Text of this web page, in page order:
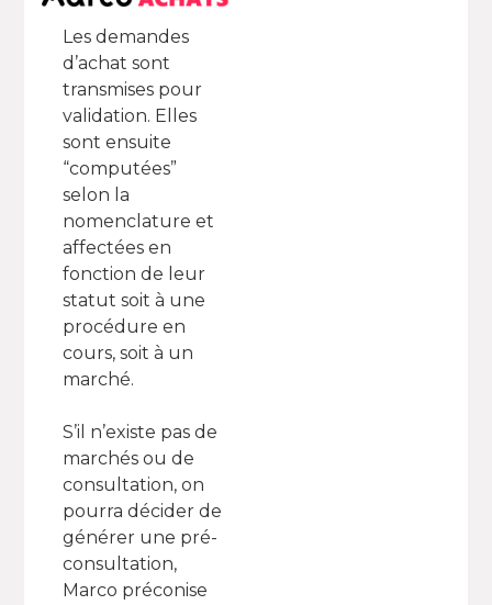
Les demandes
d’achat sont
transmises pour
validation. Elles
sont ensuite
“computées”
selon la
nomenclature et
affectées en
fonction de leur
statut soit à une
procédure en
cours, soit à un
marché.
S’il n’existe pas de
marchés ou de
consultation, on
pourra décider de
générer une pré-
consultation,
Marco préconise